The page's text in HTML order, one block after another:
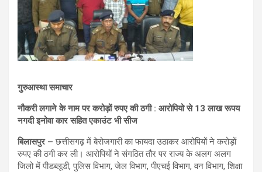
गुरुआस्था समाचार
नौकरी लगाने के नाम पर करोड़ों रुपए की ठगी : आरोपियो से 13 लाख रूपय
नगदी इनोवा कार सहित एकाउंट भी सीज
बिलासपुर – छत्तीसगढ़ में बेरोजगारी का फायदा उठाकर आरोपियों ने करोड़ों
रुपए की ठगी कर ली। आरोपियों ने संगठित तौर पर राज्य के अलग अलग
जिलो में पीडब्लूडी, पुलिस विभाग, जेल विभाग, पीएचई विभाग, वन विभाग, शिक्षा